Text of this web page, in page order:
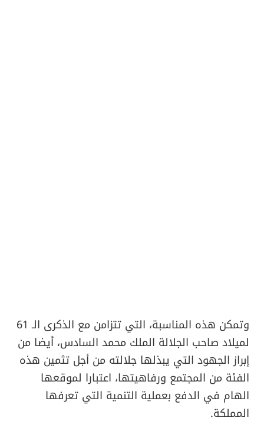
وتمكن هذه المناسبة، التي تتزامن مع الذكرى الـ 61
لميلاد صاحب الجلالة الملك محمد السادس، أيضا من
إبراز الجهود التي يبذلها جلالته من أجل تثمين هذه
الفئة من المجتمع ورفاهيتها، اعتبارا لموقعها
الهام في الدفع بعملية التنمية التي تعرفها
المملكة.